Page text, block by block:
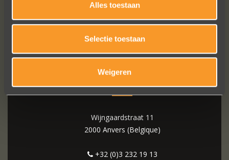
Alles toestaan
Selectie toestaan
Weigeren
WIM MEEUSSEN
Wijngaardstraat 11
2000 Anvers (Belgique)
+32 (0)3 232 19 13